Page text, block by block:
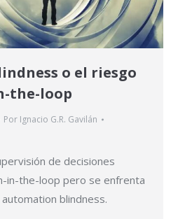
o el riesgo
the-loop
Por Ignacio G.R. Gavilán
de decisiones
in-the-loop pero se enfrenta
blindness.